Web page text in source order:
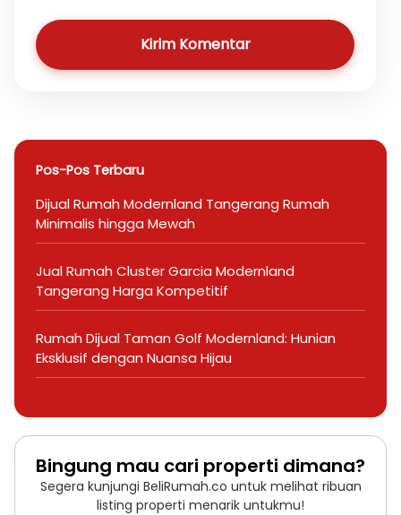
Kirim Komentar
Pos-Pos Terbaru
Dijual Rumah Modernland Tangerang Rumah
Minimalis hingga Mewah
Jual Rumah Cluster Garcia Modernland
Tangerang Harga Kompetitif
Rumah Dijual Taman Golf Modernland: Hunian
Eksklusif dengan Nuansa Hijau
Bingung mau cari properti dimana?
Segera kunjungi BeliRumah.co untuk melihat ribuan
listing properti menarik untukmu!